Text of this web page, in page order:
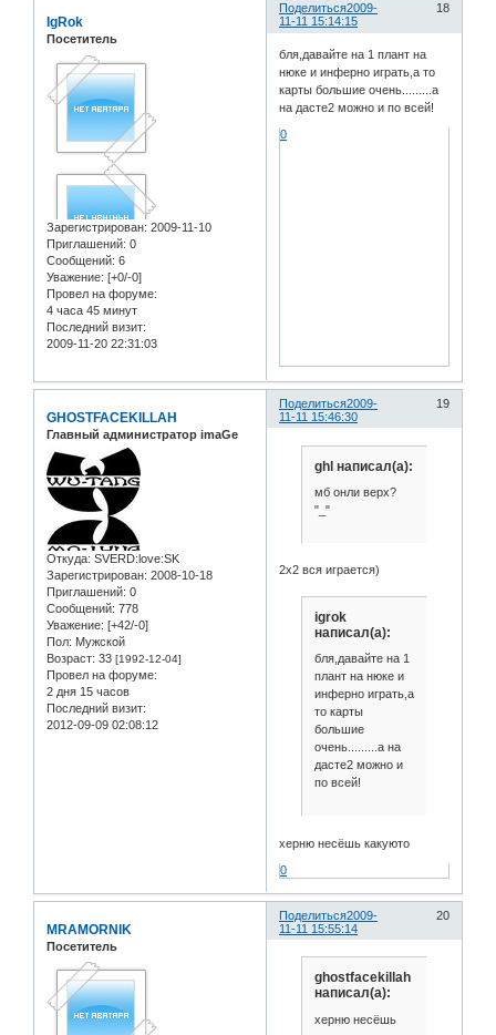
Поделиться 18
2009-
11-11 15:14:15
IgRok
Посетитель
Зарегистрирован: 2009-11-10
Приглашений: 0
Сообщений: 6
Уважение: [+0/-0]
Провел на форуме:
4 часа 45 минут
Последний визит:
2009-11-20 22:31:03
бля,давайте на 1 плант на
нюке и инферно играть,а то
карты большие очень.........а
на дасте2 можно и по всей!
0
Поделиться 19
2009-
11-11 15:46:30
GHOSTFACEKILLAH
Главный администратор imaGe
Откуда: SVERD:love:SK
Зарегистрирован: 2008-10-18
Приглашений: 0
Сообщений: 778
Уважение: [+42/-0]
Пол: Мужской
Возраст: 33 [1992-12-04]
Провел на форуме:
2 дня 15 часов
Последний визит:
2012-09-09 02:08:12
ghl написал(а):
мб онли верх?
"_"
2x2 вся играется)
igrok
написал(а):
бля,давайте на 1
плант на нюке и
инферно играть,а
то карты
большие
очень.........а на
дасте2 можно и
по всей!
херню несёшь какуюто
0
Поделиться 20
2009-
11-11 15:55:14
MRAMORNIK
Посетитель
ghostfacekillah
написал(а):
херню несёшь